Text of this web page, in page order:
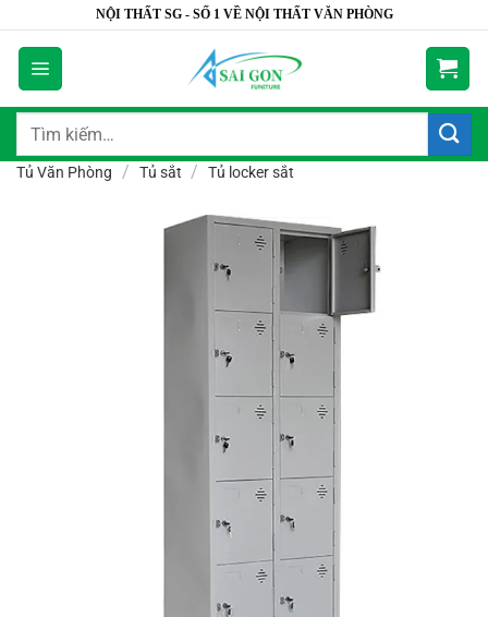
dung
NỘI THẤT SG - SỐ 1 VỀ NỘI THẤT VĂN PHÒNG
Tìm
Tủ Văn Phòng / Tủ sắt / Tủ locker sắt